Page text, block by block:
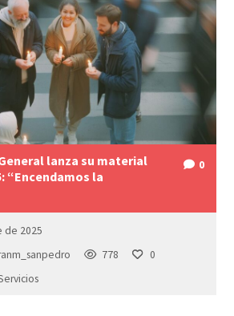
lanza su material
“Encendamos la
0
de 2025
778
0